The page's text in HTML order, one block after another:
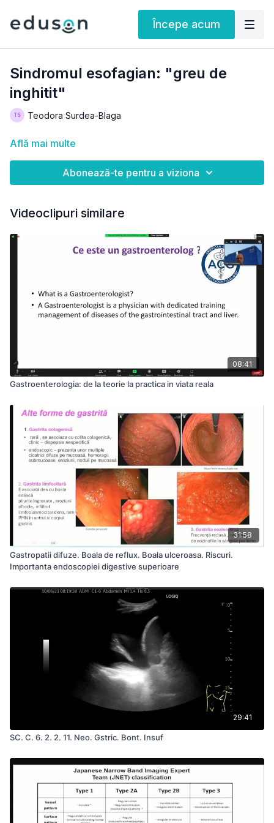
Începe acum
Sindromul esofagian: "greu de
inghitit"
Teodora Surdea-Blaga
Află mai multe
Abonează-te pentru a viziona
Videoclipuri similare
08:41
Gastroenterologia: de la teorie la practica in viata reala
31:58
Gastropatii difuze. Boala de reflux. Boala ulceroasa. Riscuri.
Importanta endoscopiei digestive superioare
29:41
SC. C. 6. 2. 2. 11. Neo. Gstric. Bont. Insuf